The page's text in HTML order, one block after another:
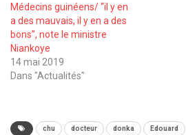
Médecins guinéens/ ‘‘il y en
a des mauvais, il y en a des
bons’’, note le ministre
Niankoye
14 mai 2019
Dans "Actualités"
chu docteur donka Edouard